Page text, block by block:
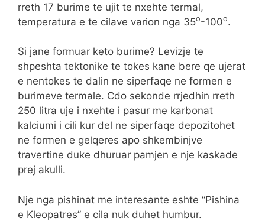
rreth 17 burime te ujit te nxehte termal,
temperatura e te cilave varion nga 35o-100o.
Si jane formuar keto burime? Levizje te
shpeshta tektonike te tokes kane bere qe ujerat
e nentokes te dalin ne siperfaqe ne formen e
burimeve termale. Cdo sekonde rrjedhin rreth
250 litra uje i nxehte i pasur me karbonat
kalciumi i cili kur del ne siperfaqe depozitohet
ne formen e gelqeres apo shkembinjve
travertine duke dhuruar pamjen e nje kaskade
prej akulli.
Nje nga pishinat me interesante eshte “Pishina
e Kleopatres” e cila nuk duhet humbur.